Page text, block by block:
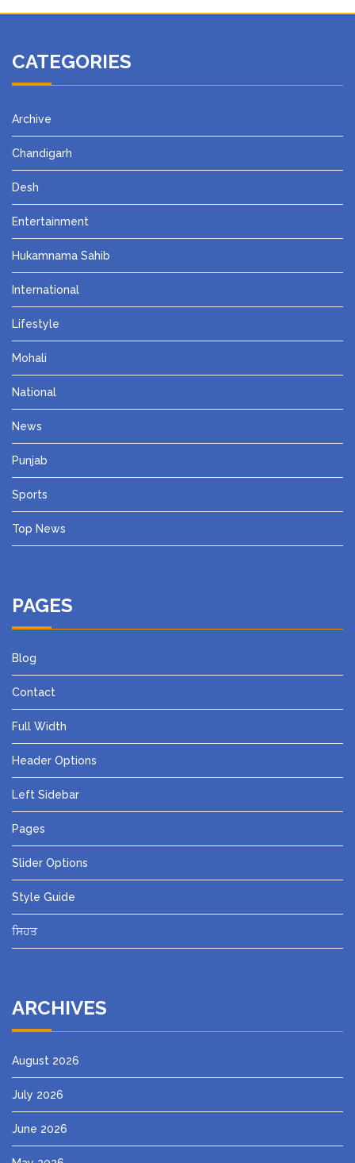
CATEGORIES
Archive
Chandigarh
Desh
Entertainment
Hukamnama Sahib
International
Lifestyle
Mohali
National
News
Punjab
Sports
Top News
PAGES
Blog
Contact
Full Width
Header Options
Left Sidebar
Pages
Slider Options
Style Guide
ਸਿਹਤ
ARCHIVES
August 2026
July 2026
June 2026